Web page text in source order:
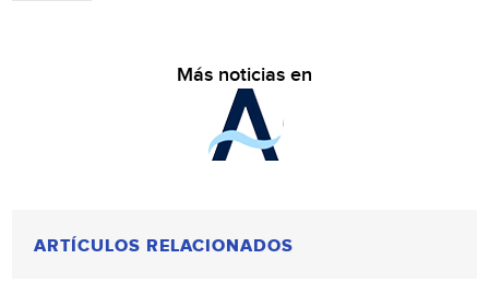
Más noticias en
ARTÍCULOS RELACIONADOS